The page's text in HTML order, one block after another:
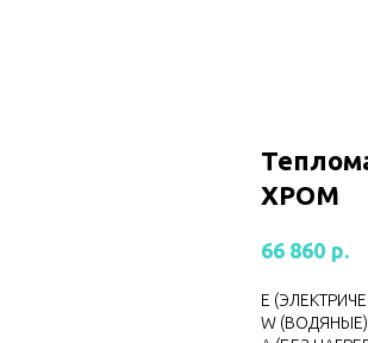
ХРОМ
66 860 р.
Е
W (ВОДЯНЫЕ)